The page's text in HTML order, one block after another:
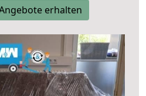
erhalten